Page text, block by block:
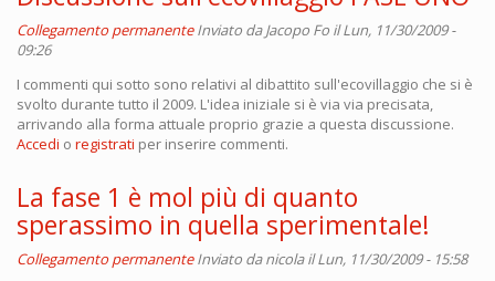
Collegamento permanente Inviato daJacopo Fo il Lun, 11/30/2009 -
09:26
I commenti qui sotto sono relativi al dibattito sull'ecovillaggio che si è
svolto durante tutto il 2009. L'idea iniziale si è via via precisata,
arrivando alla forma attuale proprio grazie a questa discussione.
Accedi o registrati per inserire commenti.
La fase 1 è mol più di quanto
sperassimo in quella sperimentale!
Collegamento permanente Inviato danicolail Lun, 11/30/2009 - 15:58